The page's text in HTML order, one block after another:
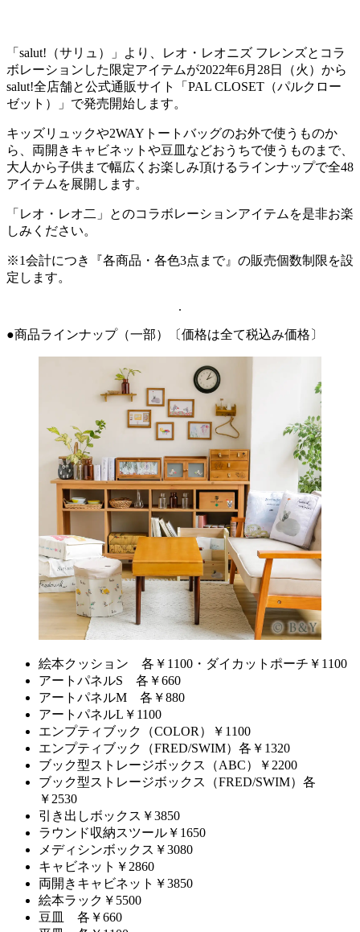
「salut!（サリュ）」より、レオ・レオニズ フレンズとコラ
ボレーションした限定アイテムが2022年6月28日（火）から
salut!全店舗と公式通販サイト「PAL CLOSET（パルクロー
ゼット）」で発売開始します。
キッズリュックや2WAYトートバッグのお外で使うものか
ら、両開きキャビネットや豆皿などおうちで使うものまで、
大人から子供まで幅広くお楽しみ頂けるラインナップで全48
アイテムを展開します。
「レオ・レオ二」とのコラボレーションアイテムを是非お楽
しみください。
※1会計につき『各商品・各色3点まで』の販売個数制限を設
定します。
.
●商品ラインナップ（一部）〔価格は全て税込み価格〕
絵本クッション 各￥1100・ダイカットポーチ￥1100
アートパネルS 各￥660
アートパネルM 各￥880
アートパネルL￥1100
エンプティブック（COLOR）￥1100
エンプティブック（FRED/SWIM）各￥1320
ブック型ストレージボックス（ABC）￥2200
ブック型ストレージボックス（FRED/SWIM）各
￥2530
引き出しボックス￥3850
ラウンド収納スツール￥1650
メディシンボックス￥3080
キャビネット￥2860
両開きキャビネット￥3850
絵本ラック￥5500
豆皿 各￥660